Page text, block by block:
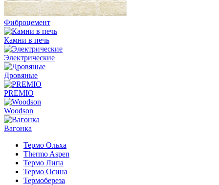
Фиброцемент
Камни в печь
Электрические
Дровяные
PREMIO
Woodson
Вагонка
Термо Ольха
Thermo Aspen
Термо Липа
Термо Осина
Термобереза